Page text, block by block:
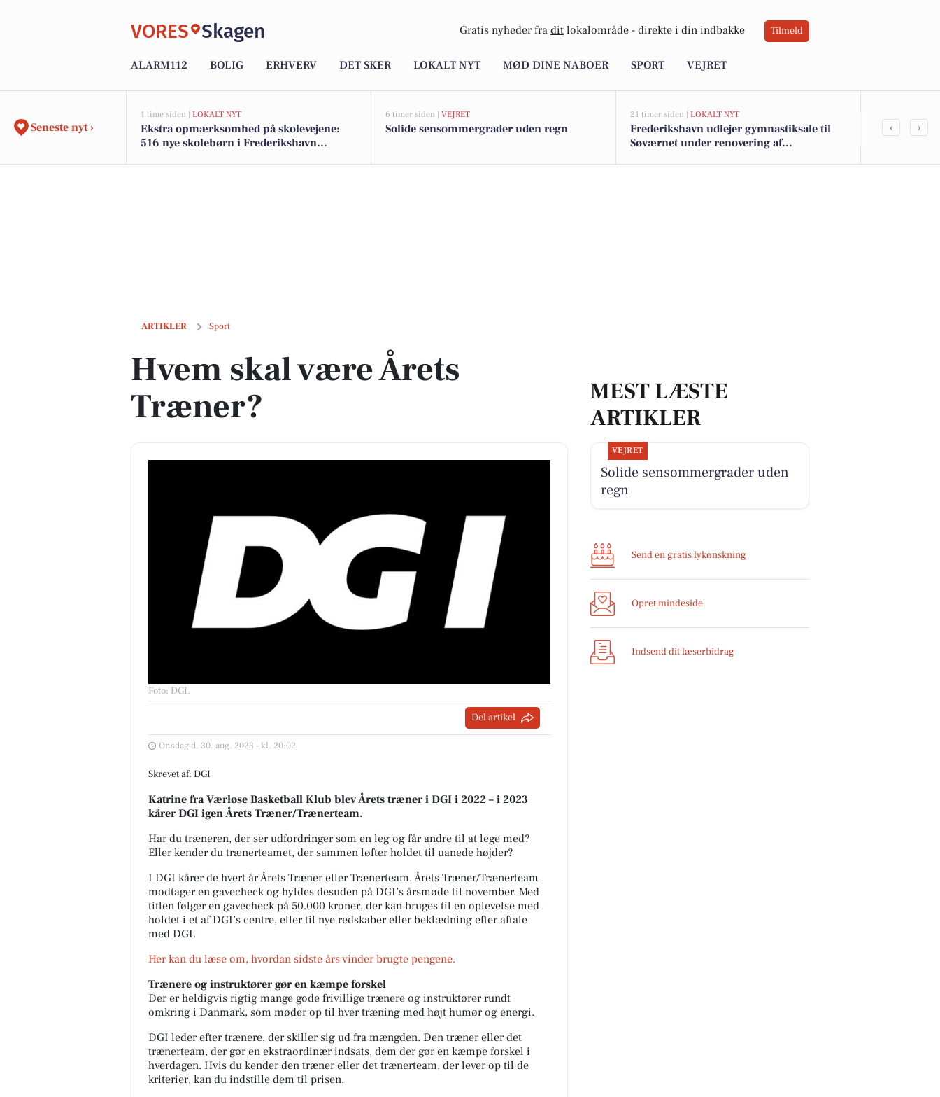
VORES Skagen Gratis nyheder fra dit lokalområde - direkte i din indbakke Tilmeld
ALARM112 BOLIG ERHVERV DET SKER LOKALT NYT MØD DINE NABOER SPORT VEJRET
Seneste nyt ›
1 time siden | LOKALT NYT
Ekstra opmærksomhed på skolevejene:
516 nye skolebørn i Frederikshavn
6 timer siden | VEJRET
Solide sensommergrader uden regn
21 timer siden | LOKALT NYT
Frederikshavn udlejer gymnastiksale til
Søværnet under renovering af
Top 6 over
‹ ›
ARTIKLER Sport
Hvem skal være Årets Træner?
Hvem skal være Årets
Træner?
Foto: DGI.
Del artikel
Onsdag d. 30. aug. 2023 - kl. 20:02
Skrevet af: DGI
Katrine fra Værløse Basketball Klub blev Årets træner i DGI i 2022 – i 2023
kårer DGI igen Årets Træner/Trænerteam.
Har du træneren, der ser udfordringer som en leg og får andre til at lege med?
Eller kender du trænerteamet, der sammen løfter holdet til uanede højder?
I DGI kårer de hvert år Årets Træner eller Trænerteam. Årets Træner/Trænerteam
modtager en gavecheck og hyldes desuden på DGI’s årsmøde til november. Med
titlen følger en gavecheck på 50.000 kroner, der kan bruges til en oplevelse med
holdet i et af DGI’s centre, eller til nye redskaber eller beklædning efter aftale
med DGI.
Her kan du læse om, hvordan sidste års vinder brugte pengene.
Trænere og instruktører gør en kæmpe forskel
Der er heldigvis rigtig mange gode frivillige trænere og instruktører rundt
omkring i Danmark, som møder op til hver træning med højt humør og energi.
DGI leder efter trænere, der skiller sig ud fra mængden. Den træner eller det
trænerteam, der gør en ekstraordinær indsats, dem der gør en kæmpe forskel i
hverdagen. Hvis du kender den træner eller det trænerteam, der lever op til de
kriterier, kan du indstille dem til prisen.
MEST LÆSTE
ARTIKLER
VEJRET
Solide sensommergrader uden
regn
Send en gratis lykønskning
Opret mindeside
Indsend dit læserbidrag